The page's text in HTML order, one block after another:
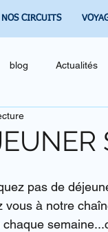
NOS CIRCUITS
blog Actualités
pas de
vous à notre
chaque